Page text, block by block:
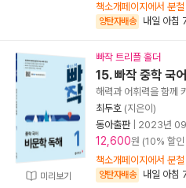
책소개페이지에서 분
양탄자배송 내일 아침
미리보기
빠작 트리플 홀더
15. 빠작 중학 국
해력과 어휘력을 함께
최두호 (지은이)
동아출판| 2023년
12,600원 (10% 할
책소개페이지에서 분
양탄자배송 내일 아침